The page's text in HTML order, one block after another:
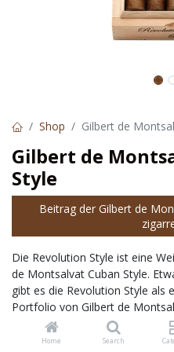
Home Search
Shop Gilbert de
Gilbert de
Style
Beitrag der Gilbert de
Die Revolution Style ist eine
de Montsalvat Cuban Style.
gibt es die Revolution Style als
Portfolio von Gilbert de
Zigarre besticht nicht nur durch
Rauchgenuss, sondern vor